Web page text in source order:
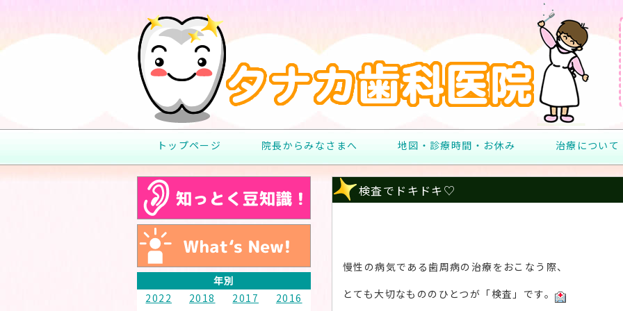
トップページ 院長からみなさまへ 地図・診療時間・お休み 治療について
検査でドキドキ♡
慢性の病気である歯周病の治療をおこなう際、
とても大切なもののひとつが「検査」です。
年別
2022
2018 2017
2016